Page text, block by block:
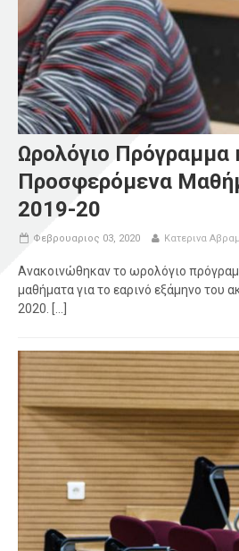
Ωρολόγιο Πρόγραμμα
Προσφερόμενα
2019-20
Φεβρουαριος 03, 2020 Κατερινα
Ανακοινώθηκαν το ωρολόγιο
μαθήματα για το εαρινό εξάμηνο του
2020. [...]